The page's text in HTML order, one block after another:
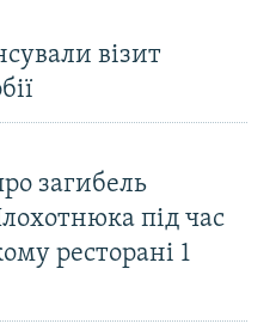
візит
загибель
під час
ресторані 1